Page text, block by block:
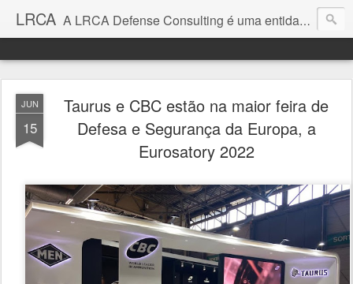
LRCA A LRCA Defense Consulting é uma entidade sem fins lucrativos que se dedica a produzir e divulgar notícias e análises sobre as Empresas de Defesa. Não somos jornalistas e nem este é um blog jornalístico.
JUN
15
Taurus e CBC estão na maior feira de
Defesa e Segurança da Europa, a
Eurosatory 2022